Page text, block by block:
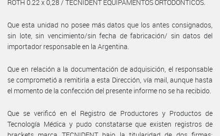
ROTH 0.22 x 0,28 / TECNIDENT EQUIPAMENTOS ORTODONTICOS.
Que esta unidad no posee más datos que los antes consignados,
sin lote, sin vencimiento/sin fecha de fabricación/ sin datos del
importador responsable en la Argentina.
Que en relación a la documentación de adquisición, el responsable
se comprometió a remitirla a esta Dirección, vía mail, aunque hasta
el momento de la confección del presente informe no se ha recibido.
Que se verificó en el Registro de Productores y Productos de
Tecnología Médica y pudo constatarse que existen registros de